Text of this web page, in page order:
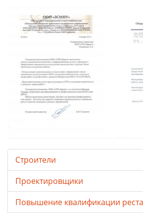
Строители
Проектировщики
Повышение квалификации